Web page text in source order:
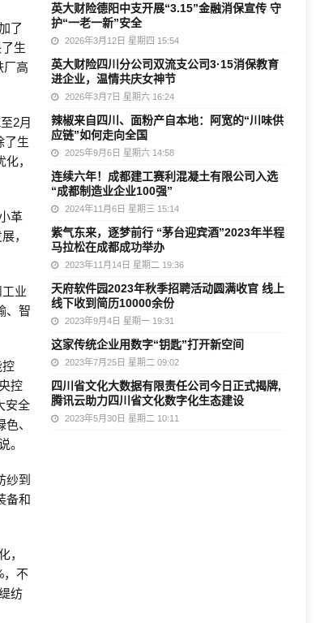
了
生
厂高
2月
了生
，
革
，
业
、智
控
控
安全
、
。
纱到
备和
，
，不
纺
英大财险德阳中支开展“3.15”金融消保宣传 守
护“一老一新”安全
2026年3月12日 星期四 15:54
英大财险四川分公司双流支公司3·15消保教育
进企业，温情共庆女神节
2026年3月7日 星期六 16:24
辣椒来自四川、面粉产自本地：阿宽的“川味供
应链”如何走向全国
2025年9月6日 星期六 14:58
连续六年！成都建工赛利混凝土有限公司入选
“成都制造业企业100强”
2024年11月6日 星期三 15:14
紫气东来，逐梦前行 “茅台迎宾酒”2023年半程
马拉松在成都成功举办
2023年11月14日 星期二 19:36
天府软件园2023年秋季招聘活动圆满收官 线上
线下收到简历10000余份
2023年9月4日 星期一 19:31
这家传统企业用数字“钥匙”打开新空间
2023年7月25日 星期二 09:02
四川省文化大数据有限责任公司今日正式揭牌,
腾讯云助力四川省文化数字化生态建设
2023年5月30日 星期二 10:11